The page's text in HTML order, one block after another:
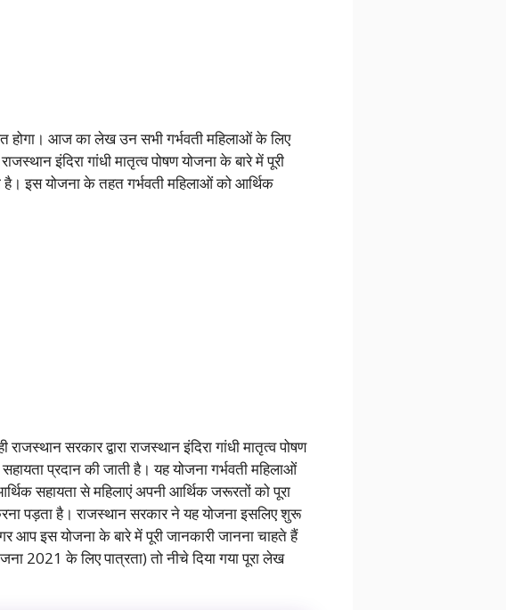
आज का लेख उन सभी गर्भवती महिलाओं के लिए
इंदिरा गांधी मातृत्व पोषण योजना के बारे में पूरी
है। इस योजना के तहत गर्भवती महिलाओं को आर्थिक
सरकार द्वारा राजस्थान इंदिरा गांधी मातृत्व पोषण
प्रदान की जाती है। यह योजना गर्भवती महिलाओं
सहायता से महिलाएं अपनी आर्थिक जरूरतों को पूरा
पड़ता है। राजस्थान सरकार ने यह योजना इसलिए शुरू
आप इस योजना के बारे में पूरी जानकारी जानना चाहते हैं
2021 के लिए पात्रता) तो नीचे दिया गया पूरा लेख